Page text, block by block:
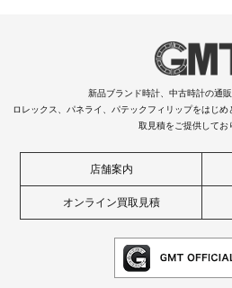
新品ブランド時計、中古時計の通
ロレックス、パネライ、パテックフィリップをはじ
取見積をご提供してお
店舗案内
オンライン買取見積